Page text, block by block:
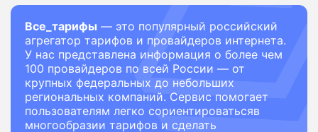
Все_тарифы — это популярный российский
агрегатор тарифов и провайдеров интернета.
У нас представлена информация о более чем
100 провайдеров по всей России — от
крупных федеральных до небольших
региональных компаний. Сервис помогает
пользователям легко сориентироватьсяв
многообразии тарифов и сделать